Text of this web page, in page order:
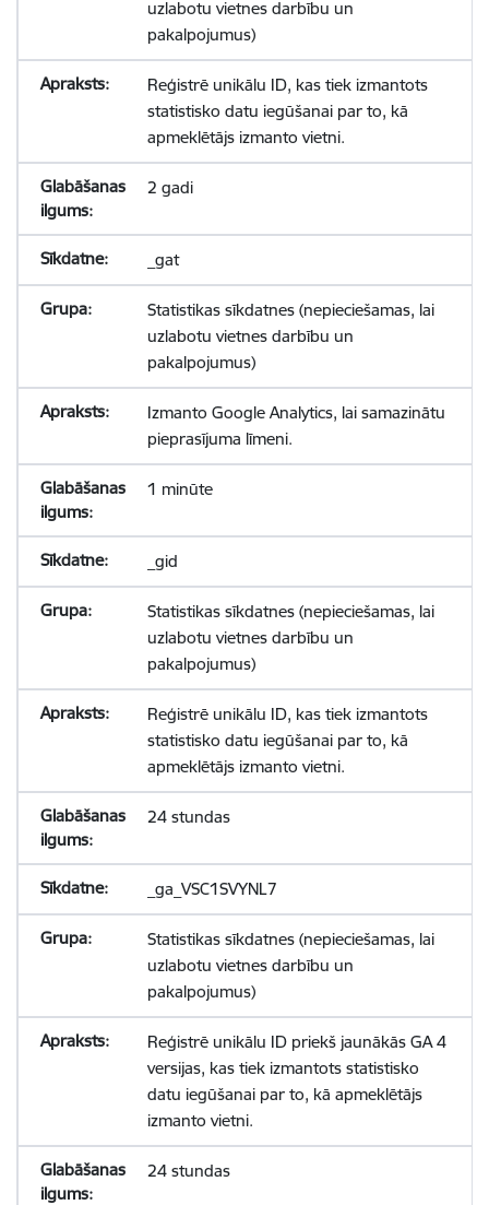
uzlabotu vietnes darbību un
pakalpojumus)
Reģistrē unikālu ID, kas tiek izmantots
statistisko datu iegūšanai par to, kā
apmeklētājs izmanto vietni.
2 gadi
_gat
Statistikas sīkdatnes (nepieciešamas, lai
uzlabotu vietnes darbību un
pakalpojumus)
Izmanto Google Analytics, lai samazinātu
pieprasījuma līmeni.
1 minūte
_gid
Statistikas sīkdatnes (nepieciešamas, lai
uzlabotu vietnes darbību un
pakalpojumus)
Reģistrē unikālu ID, kas tiek izmantots
statistisko datu iegūšanai par to, kā
apmeklētājs izmanto vietni.
24 stundas
_ga_VSC1SVYNL7
Statistikas sīkdatnes (nepieciešamas, lai
uzlabotu vietnes darbību un
pakalpojumus)
Reģistrē unikālu ID priekš jaunākās GA 4
versijas, kas tiek izmantots statistisko
datu iegūšanai par to, kā apmeklētājs
izmanto vietni.
24 stundas